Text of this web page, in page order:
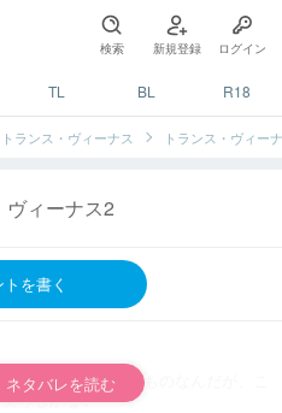
検索 新規登録 ログイン
TL BL R18
トランス・ヴィーナス トランス・ヴィー
ヴィーナス2
を書く
エロにしたようなものなんだが、こ
笑うしかない
ネタバレを読む